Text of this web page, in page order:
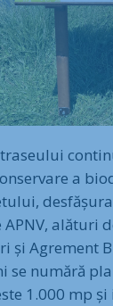
a
APNV, alături
și Agrement
se numără
1.000 mp